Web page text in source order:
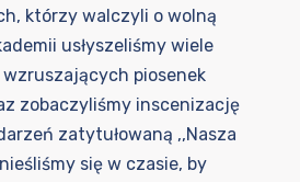
którzy walczyli o wolną
usłyszeliśmy wiele
piosenek
zobaczyliśmy inscenizację
zatytułowaną ,,Nasza
się w czasie, by